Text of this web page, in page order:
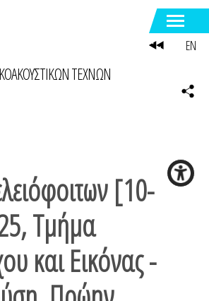
ΤΕΧΝΩΝ
[10-
Τμήμα
και Εικόνας -
EN